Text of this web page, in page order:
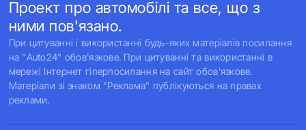
Проект про автомобілі та все, що з
ними пов'язано.
При цитуванні і використанні будь-яких матеріалів посилання
на "Auto24" обов'язкове. При цитуванні та використанні в
мережі Інтернет гіперпосилання на сайт обов'язкове.
Матеріали зі знаком "Реклама" публікуються на правах
реклами.